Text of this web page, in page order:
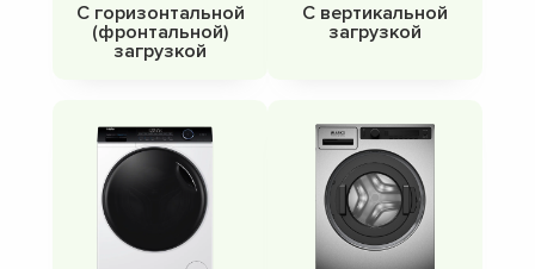
С горизонтальной
(фронтальной)
загрузкой
С вертикальной
загрузкой